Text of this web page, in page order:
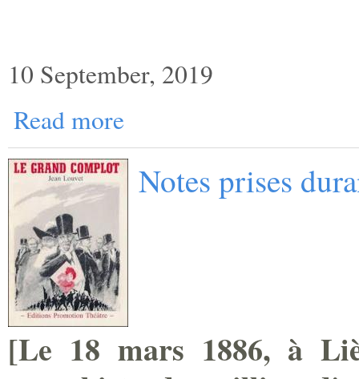
10 September, 2019
Read more
Notes prises
[Le 18 mars 1886, à